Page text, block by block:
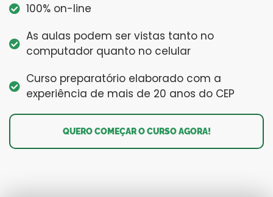
100% on-line
As aulas podem ser vistas tanto no
computador quanto no celular
Curso preparatório elaborado com a
experiência de mais de 20 anos do CEP
QUERO COMEÇAR O CURSO AGORA!